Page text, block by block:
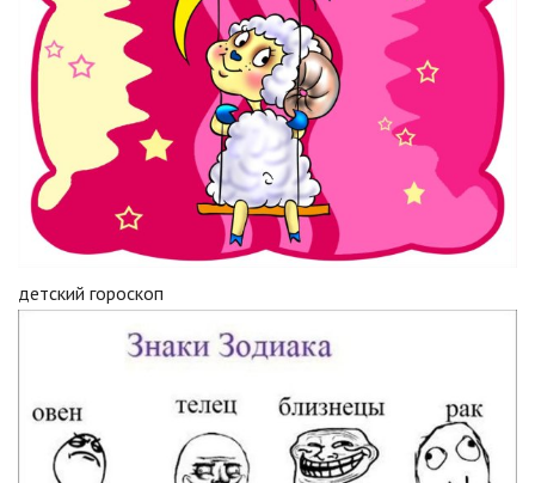
детский гороскоп